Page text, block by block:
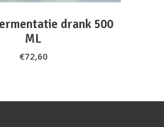
drank 500
ML
€72,60